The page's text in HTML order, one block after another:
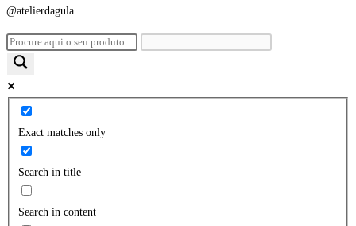
@atelierdagula
Exact matches only
Search in title
Search in content